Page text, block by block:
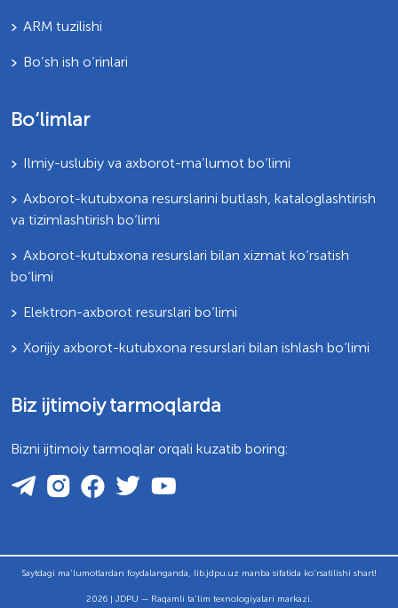
ARM tuzilishi
Bo’sh ish o’rinlari
Bo‘limlar
Ilmiy-uslubiy va axborot-ma’lumot bo‘limi
Axborot-kutubxona resurslarini butlash, kataloglashtirish
va tizimlashtirish bo‘limi
Axborot-kutubxona resurslari bilan xizmat ko‘rsatish
bo‘limi
Elektron-axborot resurslari bo‘limi
Xorijiy axborot-kutubxona resurslari bilan ishlash bo‘limi
Biz ijtimoiy tarmoqlarda
Bizni ijtimoiy tarmoqlar orqali kuzatib boring:
Saytdagi ma'lumotlardan foydalanganda, lib.jdpu.uz manba sifatida ko'rsatilishi shart!
2026 | JDPU — Raqamli ta'lim texnologiyalari markazi.